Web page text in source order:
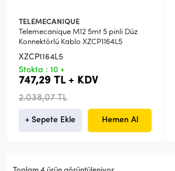
TELEMECANIQUE
Telemecanique M12 5mt 5 pinli Düz
Konnektörlü Kablo XZCP1164L5
XZCP1164L5
Stokta : 10 +
747,29 TL + KDV
2.038,07 TL
+ Sepete Ekle Hemen Al